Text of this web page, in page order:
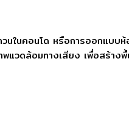
วนในคอนโด หรือการออกแบบ
วดล้อมทางเสียง เพื่อสร้างพื้